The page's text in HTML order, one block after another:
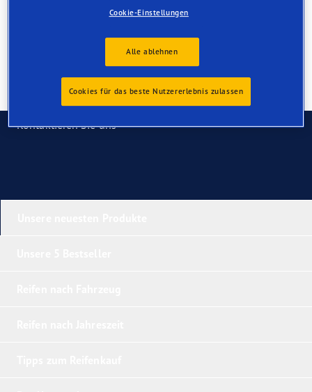
Serviceleistungen
Kontaktieren Sie uns
Cookie-Einstellungen
Alle ablehnen
Cookies für das beste Nutzererlebnis zulassen